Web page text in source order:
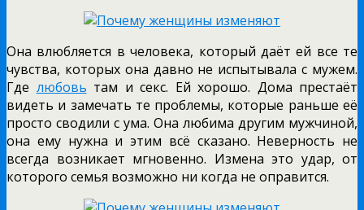
Она влюбляется в человека, который даёт ей все те
чувства, которых она давно не испытывала с мужем.
Где любовь там и секс. Ей хорошо. Дома престаёт
видеть и замечать те проблемы, которые раньше её
просто сводили с ума. Она любима другим мужчиной,
она ему нужна и этим всё сказано. Неверность не
всегда возникает мгновенно. Измена это удар, от
которого семья возможно ни когда не оправится.